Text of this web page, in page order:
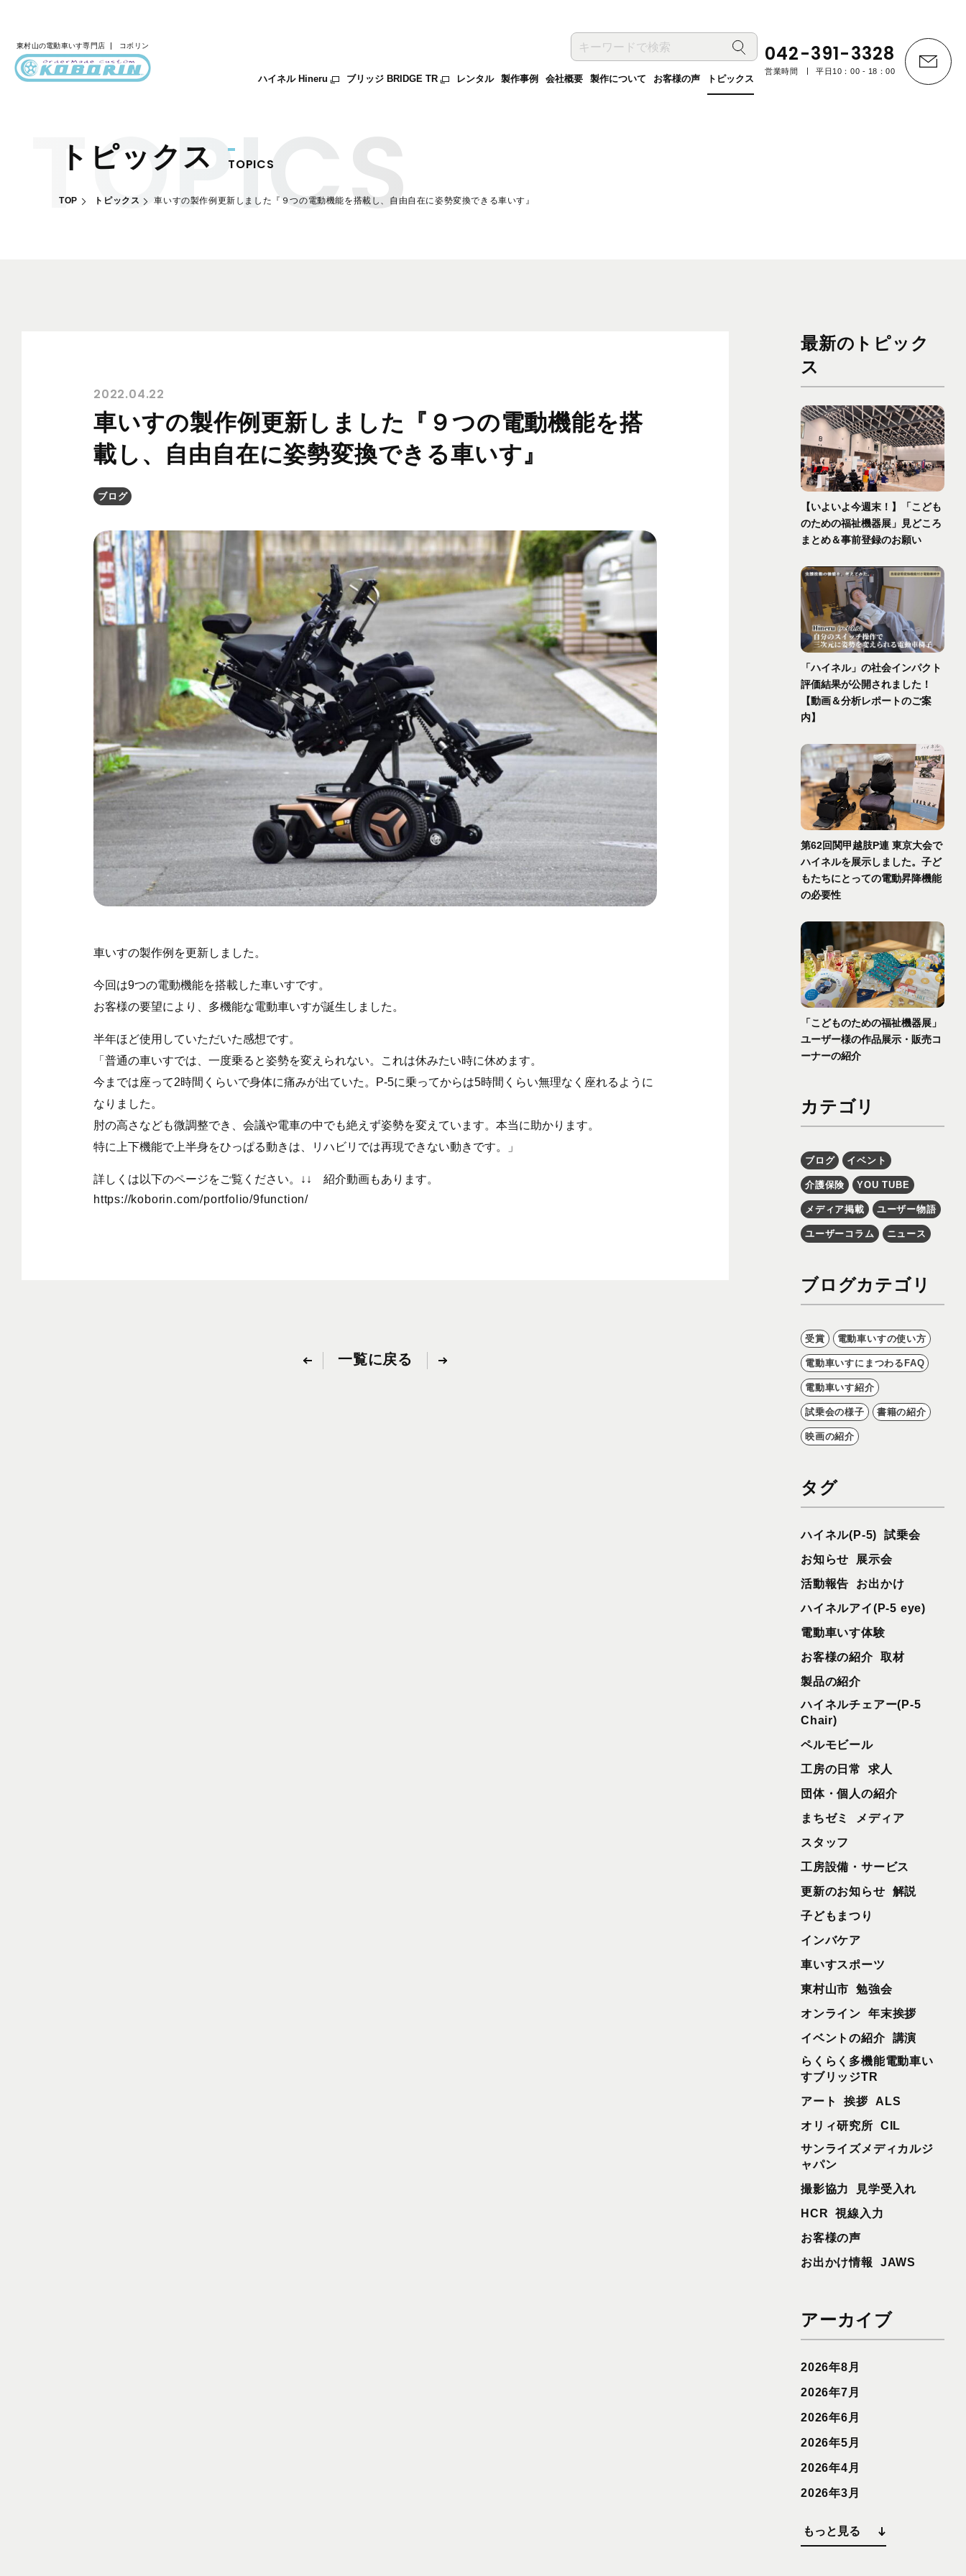
東村山の電動車いす専門店 コボリン
ハイネル Hineru ブリッジ BRIDGE TR レンタル 製作事例 会社概要 製作について お客様の声 トピックス
042-391-3328
営業時間 平日10：00 - 18：00
トピックス TOPICS
TOP トピックス 車いすの製作例更新しました『９つの電動機能を搭載し、自由自在に姿勢変換できる車いす』
2022.04.22
車いすの製作例更新しました『９つの電動機能を搭
載し、自由自在に姿勢変換できる車いす』
ブログ
車いすの製作例を更新しました。
今回は9つの電動機能を搭載した車いすです。
お客様の要望により、多機能な電動車いすが誕生しました。
半年ほど使用していただいた感想です。
「普通の車いすでは、一度乗ると姿勢を変えられない。これは休みたい時に休めます。
今までは座って2時間くらいで身体に痛みが出ていた。P-5に乗ってからは5時間くらい無理なく座れるように
なりました。
肘の高さなども微調整でき、会議や電車の中でも絶えず姿勢を変えています。本当に助かります。
特に上下機能で上半身をひっぱる動きは、リハビリでは再現できない動きです。」
詳しくは以下のページをご覧ください。↓↓ 紹介動画もあります。
https://koborin.com/portfolio/9function/
一覧に戻る
最新のトピック
ス
【いよいよ今週末！】「こども
のための福祉機器展」見どころ
まとめ＆事前登録のお願い
「ハイネル」の社会インパクト
評価結果が公開されました！
【動画＆分析レポートのご案
内】
第62回関甲越肢P連 東京大会で
ハイネルを展示しました。子ど
もたちにとっての電動昇降機能
の必要性
「こどものための福祉機器展」
ユーザー様の作品展示・販売コ
ーナーの紹介
カテゴリ
ブログ イベント
介護保険 YOU TUBE
メディア掲載 ユーザー物語
ユーザーコラム ニュース
ブログカテゴリ
受賞 電動車いすの使い方
電動車いすにまつわるFAQ
電動車いす紹介
試乗会の様子 書籍の紹介
映画の紹介
タグ
ハイネル(P-5)
試乗会
お知らせ
展示会
活動報告
お出かけ
ハイネルアイ(P-5 eye)
電動車いす体験
お客様の紹介 取材
製品の紹介
ハイネルチェアー(P-5
Chair)
ペルモビール
工房の日常
求人
団体・個人の紹介
まちゼミ
メディア
スタッフ
工房設備・サービス
更新のお知らせ
解説
子どもまつり
インバケア
車いすスポーツ
東村山市
勉強会
オンライン
年末挨拶
イベントの紹介
講演
らくらく多機能電動車い
すブリッジTR
アート
挨拶
ALS
オリィ研究所
CIL
サンライズメディカルジ
ャパン
撮影協力
見学受入れ
HCR
視線入力
お客様の声
お出かけ情報
JAWS
アーカイブ
2026年8月
2026年7月
2026年6月
2026年5月
2026年4月
2026年3月
もっと見る